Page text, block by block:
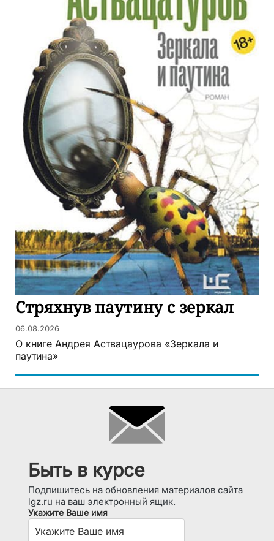
Стряхнув паутину с зеркал
06.08.2026
О книге Андрея Аствацаурова «Зеркала и
паутина»
Быть в курсе
Подпишитесь на обновления материалов сайта
lgz.ru на ваш электронный ящик.
Укажите Ваше имя